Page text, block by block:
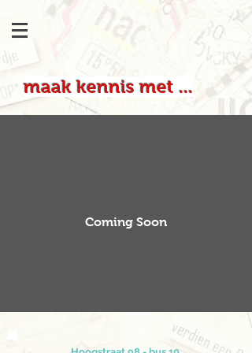
maak kennis met ...
Coming Soon